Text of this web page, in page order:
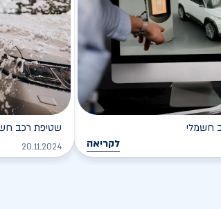
חשמלי
לקריאה
שטיפת רכב
20.11.2024